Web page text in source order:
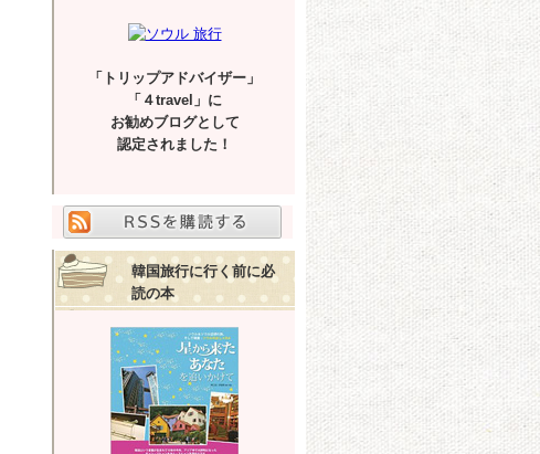
「トリップアドバイザー」
「４travel」に
お勧めブログとして
認定されました！
韓国旅行に行く前に必
読の本